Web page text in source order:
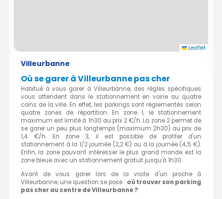
Leaflet
Villeurbanne
Où se garer à Villeurbanne pas cher
Habitué à vous garer à Villeurbanne, des règles spécifiques
vous attendent dans le stationnement en voirie au quatre
coins de la ville. En effet, les parkings sont réglementés selon
quatre zones de répartition. En zone 1, le stationnement
maximum est limité à 1h30 au prix 2 €/h. La zone 2 permet de
se garer un peu plus longtemps (maximum 2h30) au prix de
1,4 €/h. En zone 3, il est possible de profiter d'un
stationnement à la 1/2 journée (2,2 €) ou à la journée (4,5 €).
Enfin, la zone pouvant intéresser le plus grand monde est la
zone bleue avec un stationnement gratuit jusqu'à 1h30.
Avant de vous garer lors de la visite d'un proche à
Villeurbanne, une question se pose : où trouver son parking
pas cher au centre de Villeurbanne ?